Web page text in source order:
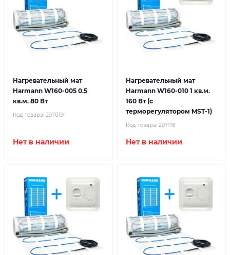
Нагревательный мат
Harmann W160-005 0.5
кв.м. 80 Вт
Код товара: 297019
Нет в наличии
Нагревательный мат
Harmann W160-010 1 кв.м.
160 Вт (с
терморегулятором MST-1)
Код товара: 297118
Нет в наличии